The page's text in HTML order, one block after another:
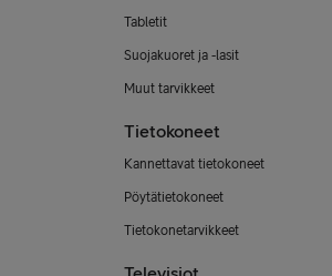
Tabletit
Suojakuoret ja -lasit
Muut tarvikkeet
Tietokoneet
Kannettavat tietokoneet
Pöytätietokoneet
Tietokonetarvikkeet